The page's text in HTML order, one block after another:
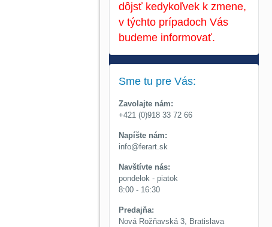
dôjsť kedykoľvek k zmene,
v týchto prípadoch Vás
budeme informovať.
Sme tu pre Vás:
Zavolajte nám:
+421 (0)918 33 72 66
Napíšte nám:
info@ferart.sk
Navštívte nás:
pondelok - piatok
8:00 - 16:30
Predajňa:
Nová Rožňavská 3, Bratislava